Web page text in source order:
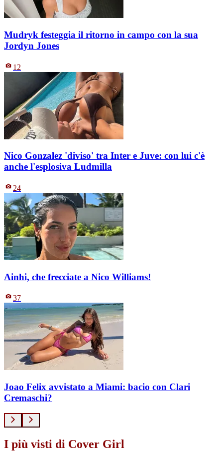
Mudryk festeggia il ritorno in campo con la sua
Jordyn Jones
12
Nico Gonzalez 'diviso' tra Inter e Juve: con lui c'è
anche l'esplosiva Ludmilla
24
Ainhi, che frecciate a Nico Williams!
37
Joao Felix avvistato a Miami: bacio con Clari
Cremaschi?
I più visti di Cover Girl